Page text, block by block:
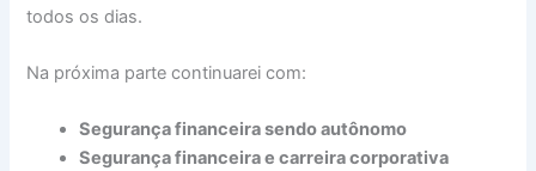
todos os dias.
Na próxima parte continuarei com:
Segurança financeira sendo autônomo
Segurança financeira e carreira corporativa